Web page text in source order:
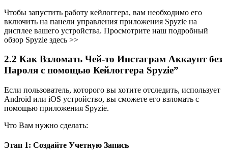
Чтобы запустить работу кейлоггера, вам необходимо его
включить на панели управления приложения Spyzie на
дисплее вашего устройства. Просмотрите наш подробный
обзор Spyzie здесь >>
2.2 Как Взломать Чей-то Инстаграм Аккаунт без
Пароля с помощью Кейлоггера Spyzie”
Если пользователь, которого вы хотите отследить, использует
Android или iOS устройство, вы сможете его взломать с
помощью приложения Spyzie.
Что Вам нужно сделать:
Этап 1: Создайте Учетную Запись